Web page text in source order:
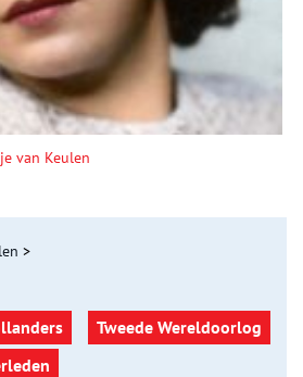
van Keulen
>
Tweede Wereldoorlog